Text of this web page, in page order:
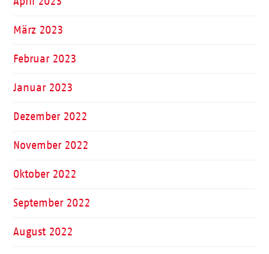
März 2023
Februar 2023
Januar 2023
Dezember 2022
November 2022
Oktober 2022
September 2022
August 2022